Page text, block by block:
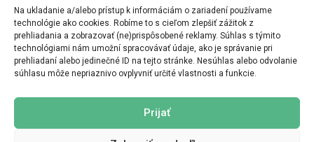
Na ukladanie a/alebo prístup k informáciám o zariadení používame
technológie ako cookies. Robíme to s cieľom zlepšiť zážitok z
prehliadania a zobrazovať (ne)prispôsobené reklamy. Súhlas s týmito
technológiami nám umožní spracovávať údaje, ako je správanie pri
prehliadaní alebo jedinečné ID na tejto stránke. Nesúhlas alebo odvolanie
súhlasu môže nepriaznivo ovplyvniť určité vlastnosti a funkcie.
Prijať